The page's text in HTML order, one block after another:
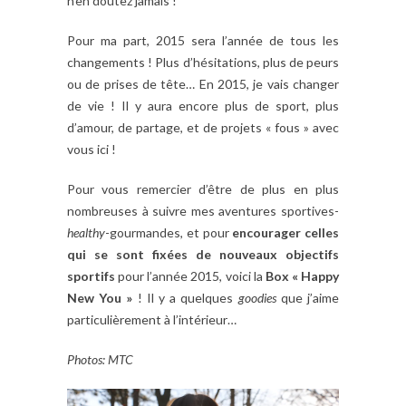
Pour ma part, 2015 sera l’année de tous les
changements ! Plus d’hésitations, plus de peurs
ou de prises de tête… En 2015, je vais changer
de vie ! Il y aura encore plus de sport, plus
d’amour, de partage, et de projets « fous » avec
vous ici !
Pour vous remercier d’être de plus en plus
nombreuses à suivre mes aventures sportives-
healthy-gourmandes, et pour encourager celles
qui se sont fixées de nouveaux objectifs
sportifs pour l’année 2015, voici la Box « Happy
New You » ! Il y a quelques goodiesque j’aime
particulièrement à l’intérieur…
Photos: MTC